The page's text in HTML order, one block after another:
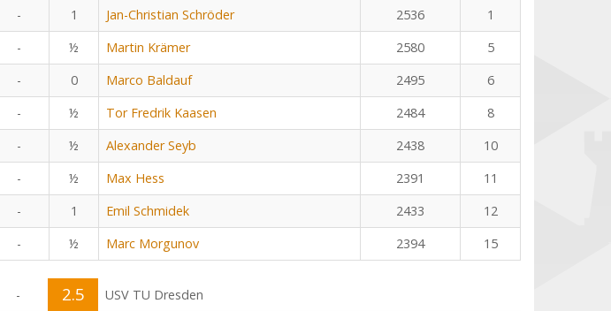
- 1 Jan-Christian Schröder 2536
1
- ½ Martin Krämer 2580
5
- 0 Marco Baldauf 2495
6
- ½ Tor Fredrik Kaasen 2484
8
- ½ Alexander Seyb 2438
10
- ½ Max Hess 2391
11
- 1 Emil Schmidek 2433
12
- ½ Marc Morgunov 2394 15
- 2.5
USV TU Dresden